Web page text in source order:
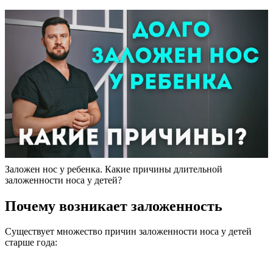
Заложен нос у ребенка. Какие причины длительной
заложенности носа у детей?
Почему возникает заложенность
Существует множество причин заложенности носа у детей
старше года: